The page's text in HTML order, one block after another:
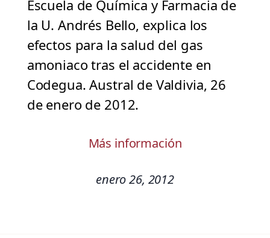
Escuela de Química y Farmacia de
la U. Andrés Bello, explica los
efectos para la salud del gas
amoniaco tras el accidente en
Codegua. Austral de Valdivia, 26
de enero de 2012.
Más información
enero 26, 2012